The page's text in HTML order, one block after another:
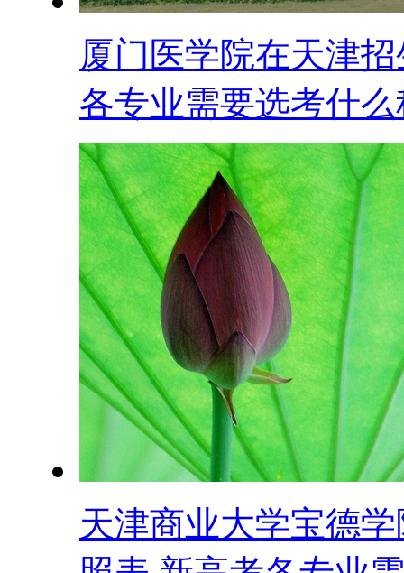
厦门医学院在天津
各专业需要选考什
天津商业大学宝德